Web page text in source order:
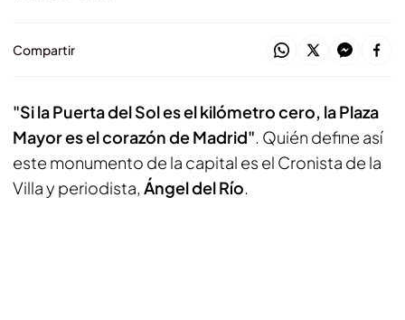
Compartir
"Si la Puerta del Sol es el kilómetro cero, la Plaza
Mayor es el corazón de Madrid". Quién define así
este monumento de la capital es el Cronista de la
Villa y periodista, Ángel del Río.